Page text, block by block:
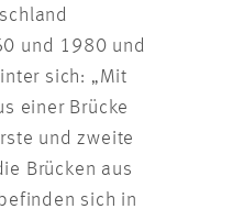
und 1980 und
sich: „Mit
einer Brücke
und zweite
Brücken aus
sich in